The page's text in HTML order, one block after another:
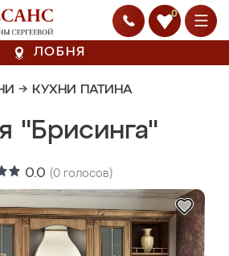
0
ЛОБНЯ
→ КУХНИ ПАТИНА
"Брисинга"
0.0 (0 голосов)